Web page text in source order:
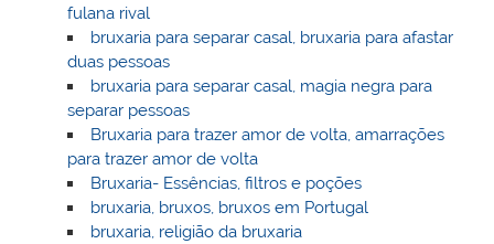
fulana rival
bruxaria para separar casal, bruxaria para afastar
duas pessoas
bruxaria para separar casal, magia negra para
separar pessoas
Bruxaria para trazer amor de volta, amarrações
para trazer amor de volta
Bruxaria- Essências, filtros e poções
bruxaria, bruxos, bruxos em Portugal
bruxaria, religião da bruxaria